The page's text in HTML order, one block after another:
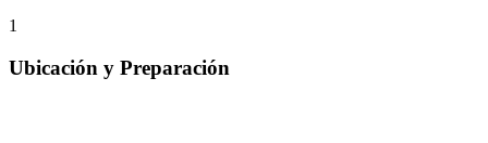
1
Ubicación y Preparación